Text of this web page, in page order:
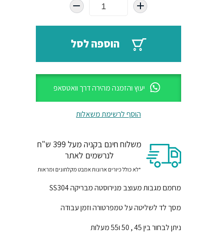
היה:
₪2300.
הוספה לסל
יעוץ והזמנה מהירה דרך וואטסאפ
הוסף לרשימת משאלות
משלוח חינם בקניה מעל 399 ש"ח
לנרשמים לאתר
*לא כולל כיורים ארונות אמבט מקלחונים ומראות
מחמם מגבות מעוצב מנירוסטה מבריקה SS304
מסך לד לשליטה על טמפרטורה וזמן עבודה
ניתן לבחור בין 45 , 50 ו55 מעלות